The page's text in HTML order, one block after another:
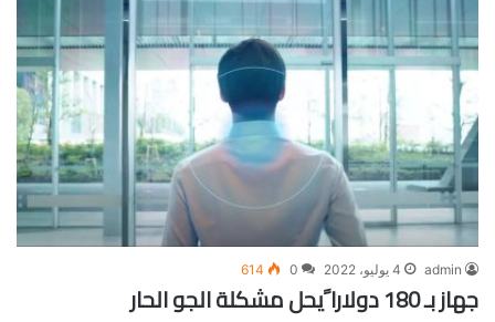
admin 4 يوليو، 2022 0
614
جهاز بـ 180 دولارا ًيحل مشكلة الجو الحار